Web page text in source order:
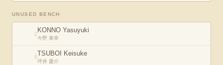
UNUSED BENCH
2KONNO Yasuyuki
今野 泰幸
5TSUBOI Keisuke
坪井 慶介